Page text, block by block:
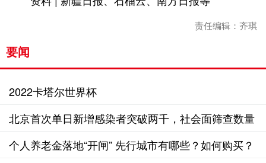
责任编辑：齐琪
要闻
2022卡塔尔世界杯
北京首次单日新增感染者突破两千，社会面筛查数量
仍处高位
个人养老金落地“开闸” 先行城市有哪些？如何购买？